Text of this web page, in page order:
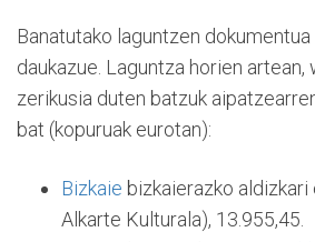
Banatutako laguntzen
daukazue. Laguntza horien
zerikusia duten batzuk
bat (kopuruak eurotan):
Bizkaie bizkaierazko
Alkarte Kulturala), 13.955,45.